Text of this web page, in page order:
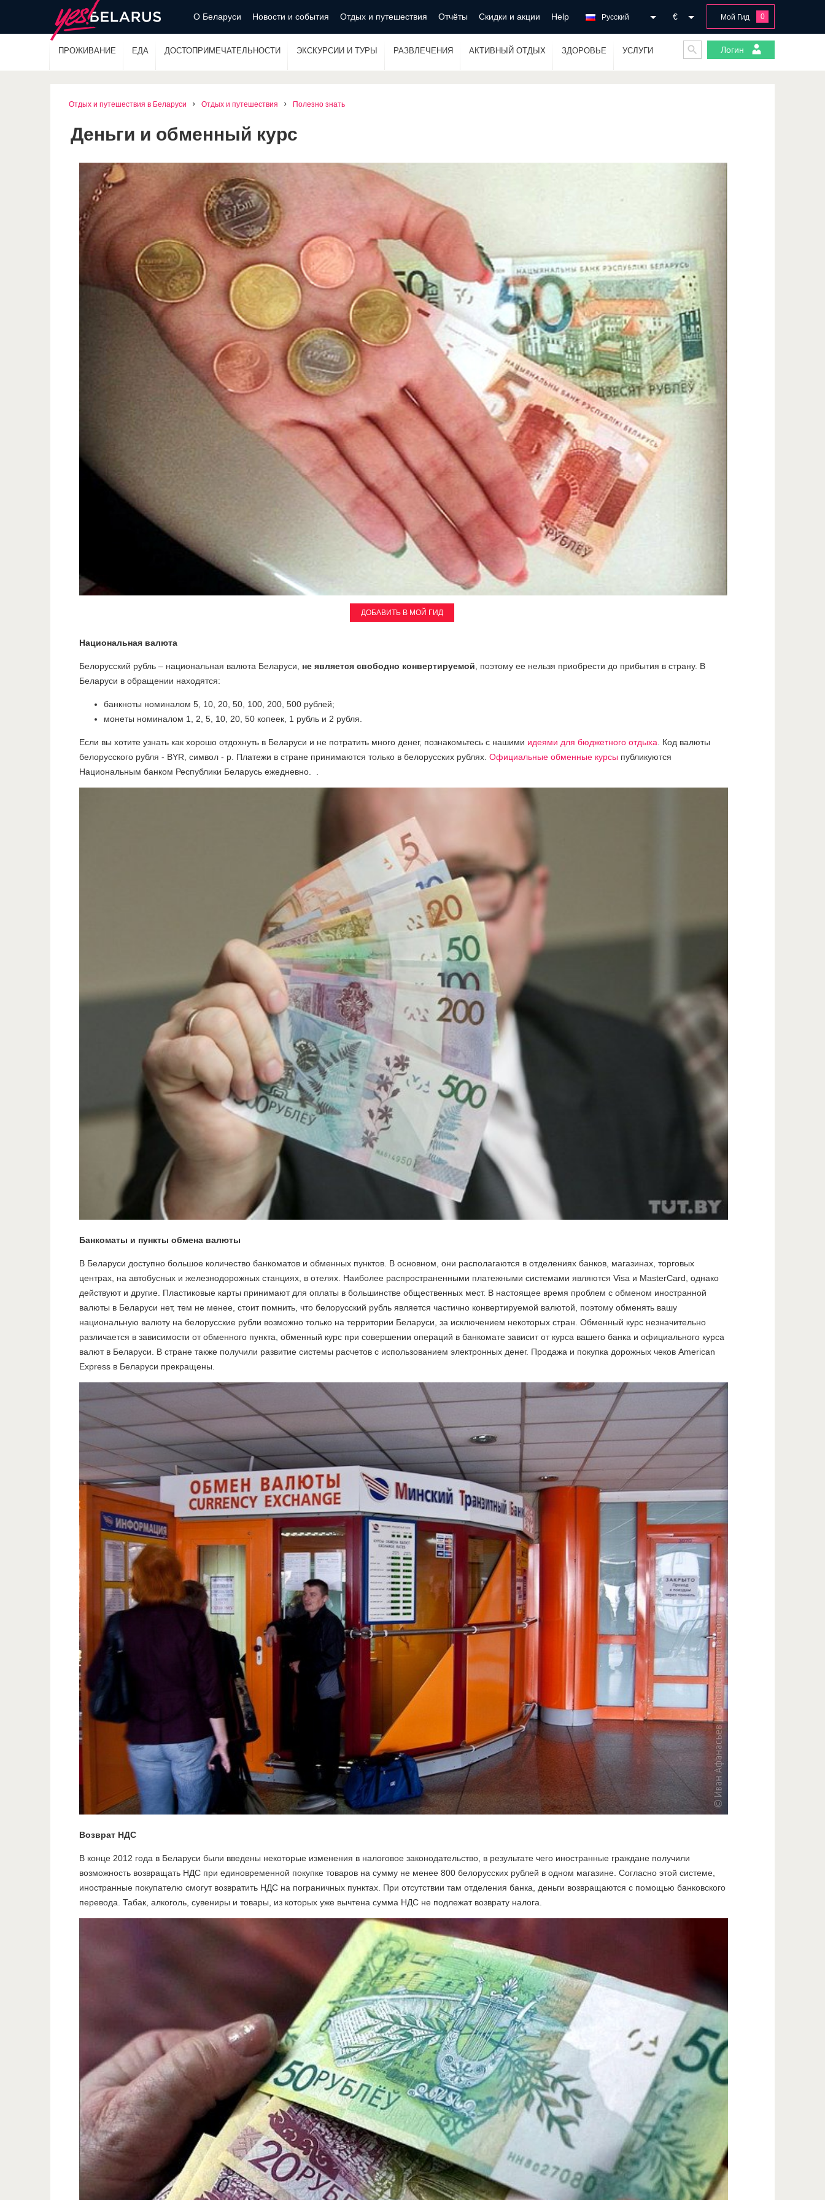
О Беларуси Новости и события Отдых и путешествия Отчёты Скидки и акции Help Мой Гид 0
€
Русский
ПРОЖИВАНИЕ ЕДА ДОСТОПРИМЕЧАТЕЛЬНОСТИ ЭКСКУРСИИ И ТУРЫ РАЗВЛЕЧЕНИЯ АКТИВНЫЙ ОТДЫХ ЗДОРОВЬЕ УСЛУГИ Логин
Отдых и путешествия в Беларуси Отдых и путешествия Полезно знать
Деньги и обменный курс
ДОБАВИТЬ В МОЙ ГИД
Национальная валюта
Белорусский рубль – национальная валюта Беларуси, не является свободно конвертируемой , поэтому ее нельзя приобрести до прибытия в страну. В
Беларуси в обращении находятся:
банкноты номиналом 5, 10, 20, 50, 100, 200, 500 рублей;
монеты номиналом 1, 2, 5, 10, 20, 50 копеек, 1 рубль и 2 рубля.
Если вы хотите узнать как хорошо отдохнуть в Беларуси и не потратить много денег, познакомьтесь с нашими идеями для бюджетного отдыха . Код валюты
белорусского рубля - BYR, символ - p. Платежи в стране принимаются только в белорусских рублях.Официальные обменные курсы публикуются
Национальным банком Республики Беларусь ежедневно. .
Банкоматы и пункты обмена валюты
В Беларуси доступно большое количество банкоматов и обменных пунктов. В основном, они располагаются в отделениях банков, магазинах, торговых
центрах, на автобусных и железнодорожных станциях, в отелях. Наиболее распространенными платежными системами являются Visa и MasterCard, однако
действуют и другие. Пластиковые карты принимают для оплаты в большинстве общественных мест. В настоящее время проблем с обменом иностранной
валюты в Беларуси нет, тем не менее, стоит помнить, что белорусский рубль является частично конвертируемой валютой, поэтому обменять вашу
национальную валюту на белорусские рубли возможно только на территории Беларуси, за исключением некоторых стран. Обменный курс незначительно
различается в зависимости от обменного пункта, обменный курс при совершении операций в банкомате зависит от курса вашего банка и официального курса
валют в Беларуси. В стране также получили развитие системы расчетов с использованием электронных денег. Продажа и покупка дорожных чеков American
Express в Беларуси прекращены.
Возврат НДС
В конце 2012 года в Беларуси были введены некоторые изменения в налоговое законодательство, в результате чего иностранные граждане получили
возможность возвращать НДС при единовременной покупке товаров на сумму не менее 800 белорусских рублей в одном магазине. Согласно этой системе,
иностранные покупателю смогут возвратить НДС на пограничных пунктах. При отсутствии там отделения банка, деньги возвращаются с помощью банковского
перевода. Табак, алкоголь, сувениры и товары, из которых уже вычтена сумма НДС не подлежат возврату налога.